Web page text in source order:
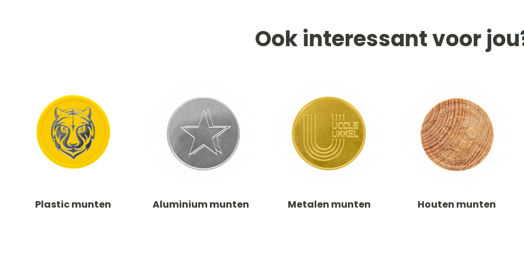
Ook interessant voor
Plastic munten Aluminium munten Metalen munten Houten munten